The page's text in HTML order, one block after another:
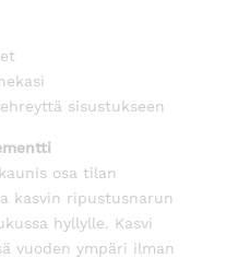
sisustukseen
osa tilan
kasvin ripustusnarun
hyllylle. Kasvi
vuoden ympäri ilman